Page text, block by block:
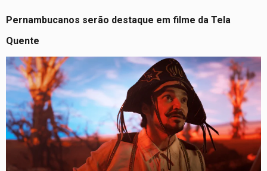
Pernambucanos serão destaque em filme da Tela
Quente